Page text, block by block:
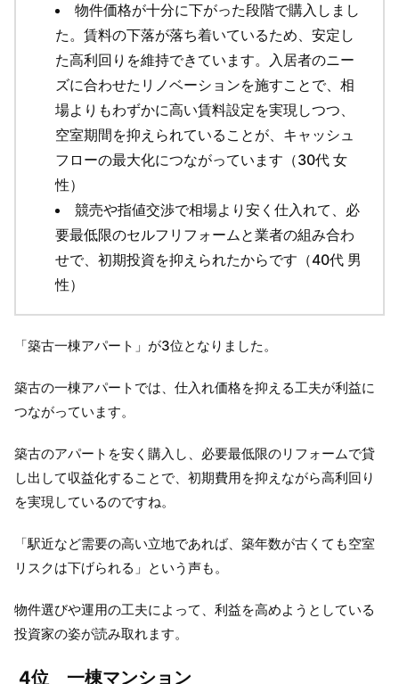
物件価格が十分に下がった段階で購入しまし
た。賃料の下落が落ち着いているため、安定し
た高利回りを維持できています。入居者のニー
ズに合わせたリノベーションを施すことで、相
場よりもわずかに高い賃料設定を実現しつつ、
空室期間を抑えられていることが、キャッシュ
フローの最大化につながっています（30代 女
性）
競売や指値交渉で相場より安く仕入れて、必
要最低限のセルフリフォームと業者の組み合わ
せで、初期投資を抑えられたからです（40代 男
性）
「築古一棟アパート」が3位となりました。
築古の一棟アパートでは、仕入れ価格を抑える工夫が利益に
つながっています。
築古のアパートを安く購入し、必要最低限のリフォームで貸
し出して収益化することで、初期費用を抑えながら高利回り
を実現しているのですね。
「駅近など需要の高い立地であれば、築年数が古くても空室
リスクは下げられる」という声も。
物件選びや運用の工夫によって、利益を高めようとしている
投資家の姿が読み取れます。
4位 一棟マンション